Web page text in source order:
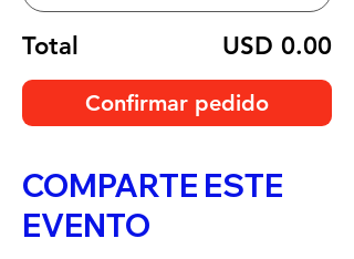
Total USD 0.00
Confirmar pedido
COMPARTE ESTE
EVENTO